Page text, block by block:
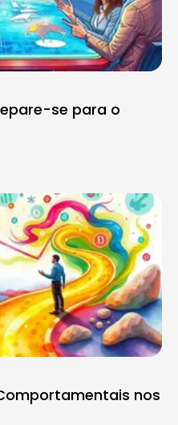
se para o
nos